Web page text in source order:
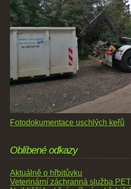
Fotodokumentace uschlých keřů
Oblíbené odkazy
Aktuálně o hřbitůvku
Veterinární záchranná služba